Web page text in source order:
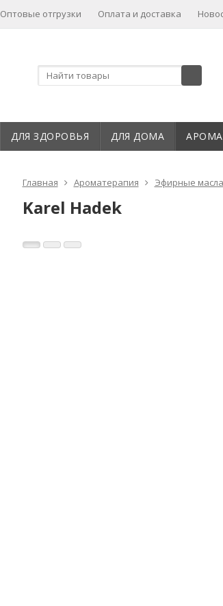
Оптовые отгрузки Оплата и доставка
ДЛЯ ЗДОРОВЬЯ ДЛЯ ДОМА
Главная Ароматерапия Эфирные масла
Karel Hadek